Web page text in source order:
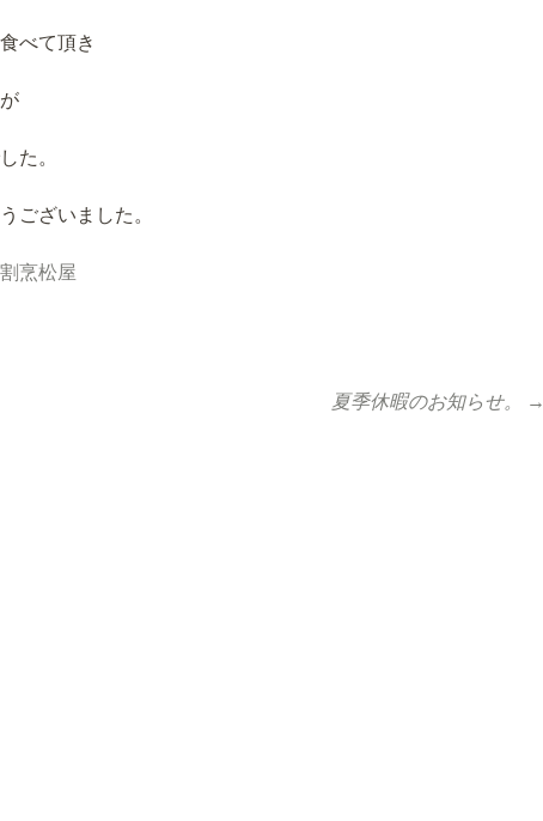
べて頂き
た。
ございました。
烹松屋
夏季休暇のお知らせ。 →